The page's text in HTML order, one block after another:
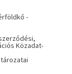
-
Közadat-